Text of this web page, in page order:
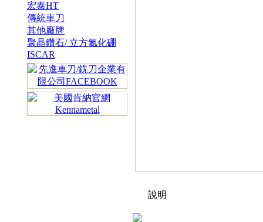
宏泰HT
傳統車刀
其他廠牌
聚晶鑽石/ 立方氮化硼
ISCAR
說明